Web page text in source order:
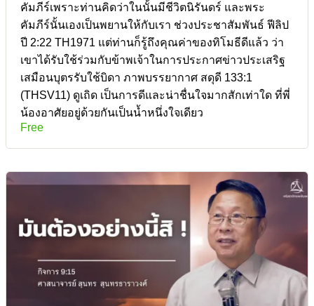
คัมภีร์เพราะท่านคิดว่าในนั้นมีชีวิตนิรันดร์ และพระ
คัมภีร์นั้นเองเป็นพยานให้กับเรา ช่วงประชาสัมพันธ์ ฟีลิป
ปี 2:22 TH1971 แต่ท่านก็รู้ถึงคุณค่าของทิโมธีดีแล้ว ว่า
เขาได้รับใช้ร่วมกับข้าพเจ้าในการประกาศข่าวประเสริฐ
เสมือนบุตรรับใช้บิดา ภาพบรรยากาศ สดุดี 133:1
(THSV11) ดูเถิด เป็นการดีและน่าชื่นใจมากสักเท่าใด ที่พี่
น้องอาศัยอยู่ด้วยกันเป็นน้ำหนึ่งใจเดียว
Free